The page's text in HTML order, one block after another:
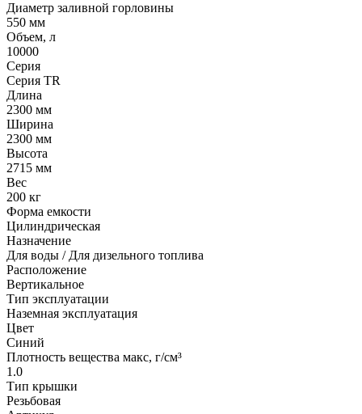
Диаметр заливной горловины
550 мм
Объем, л
10000
Серия
Серия TR
Длина
2300 мм
Ширина
2300 мм
Высота
2715 мм
Вес
200 кг
Форма емкости
Цилиндрическая
Назначение
Для воды / Для дизельного топлива
Расположение
Вертикальное
Тип эксплуатации
Наземная эксплуатация
Цвет
Синий
Плотность вещества макс, г/см³
1.0
Тип крышки
Резьбовая